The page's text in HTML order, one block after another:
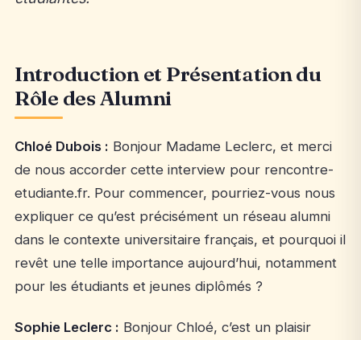
Introduction et Présentation du
Rôle des Alumni
Chloé Dubois : Bonjour Madame Leclerc, et merci
de nous accorder cette interview pour rencontre-
etudiante.fr. Pour commencer, pourriez-vous nous
expliquer ce qu’est précisément un réseau alumni
dans le contexte universitaire français, et pourquoi il
revêt une telle importance aujourd’hui, notamment
pour les étudiants et jeunes diplômés ?
Sophie Leclerc : Bonjour Chloé, c’est un plaisir